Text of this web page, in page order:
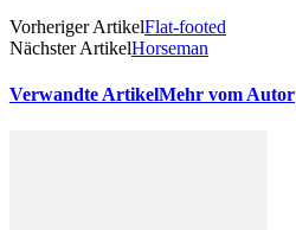
Vorheriger ArtikelFlat-footed
Nächster ArtikelHorseman
Verwandte ArtikelMehr vom Autor